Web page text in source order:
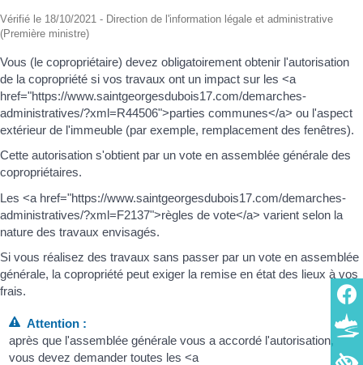
Vérifié le 18/10/2021 - Direction de l'information légale et administrative
(Première ministre)
Vous (le copropriétaire) devez obligatoirement obtenir l'autorisation
de la copropriété si vos travaux ont un impact sur les <a
href="https://www.saintgeorgesdubois17.com/demarches-
administratives/?xml=R44506">parties communes</a> ou l'aspect
extérieur de l'immeuble (par exemple, remplacement des fenêtres).
Cette autorisation s'obtient par un vote en assemblée générale des
copropriétaires.
Les <a href="https://www.saintgeorgesdubois17.com/demarches-
administratives/?xml=F2137">règles de vote</a> varient selon la
nature des travaux envisagés.
Si vous réalisez des travaux sans passer par un vote en assemblée
générale, la copropriété peut exiger la remise en état des lieux à vos
frais.
Attention :
après que l'assemblée générale vous a accordé l'autorisation,
vous devez demander toutes les <a